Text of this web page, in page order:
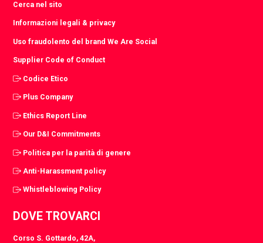
Cerca nel sito
Informazioni legali & privacy
Uso fraudolento del brand We Are Social
Supplier Code of Conduct
Codice Etico
Plus Company
Ethics Report Line
Our D&I Commitments
Politica per la parità di genere
Anti-Harassment policy
Whistleblowing Policy
DOVE TROVARCI
Corso S. Gottardo, 42A,